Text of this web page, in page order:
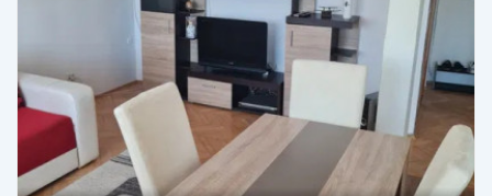
2